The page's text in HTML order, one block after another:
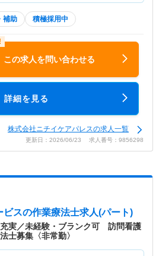
補助 積極採用中
この求人を問い合わせる
詳細を見る
株式会社ニチイケアパレスの求人一覧
更新日：2026/06/23 求人番号：9856298
ビスの作業療法士求人(パート)
充実／未経験・ブランク可 訪問看護
士募集〈非常勤〉